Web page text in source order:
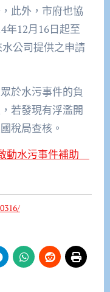
此外，市府也協
年12月16日起至
公司提供之申請
於水污事件的負
若發現有浮濫開
稅局查核。
動水污事件補助